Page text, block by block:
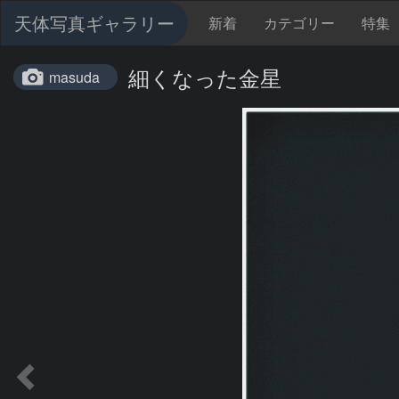
天体写真ギャラリー 新着 カテゴリー 特集
masuda 細くなった金星